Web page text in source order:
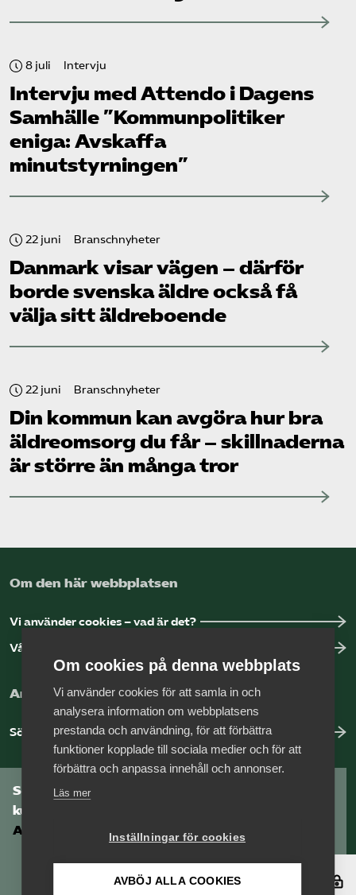
8 juli Intervju
Intervju med Attendo i Dagens
Samhälle ”Kommunpolitiker
eniga: Avskaffa
minutstyrningen”
22 juni Branschnyheter
Danmark visar vägen – därför
borde svenska äldre också få
välja sitt äldreboende
22 juni Branschnyheter
Din kommun kan avgöra hur bra
äldreomsorg du får – skillnaderna
är större än många tror
Om den här webbplatsen
Vi använder cookies – vad är det?
Vår dataskyddspolicy
Arbeta hos Vårdföretagarna?
Sök jobb hos oss
Som medlem har du tillgång till vår digitala
kunskapsbank
Arbetsgivarguiden
Logga in
Om cookies på denna webbplats
Vi använder cookies för att samla in och
analysera information om webbplatsens
prestanda och användning, för att förbättra
funktioner kopplade till sociala medier och för att
förbättra och anpassa innehåll och annonser.
Läs mer
Inställningar för cookies
AVBÖJ ALLA COOKIES